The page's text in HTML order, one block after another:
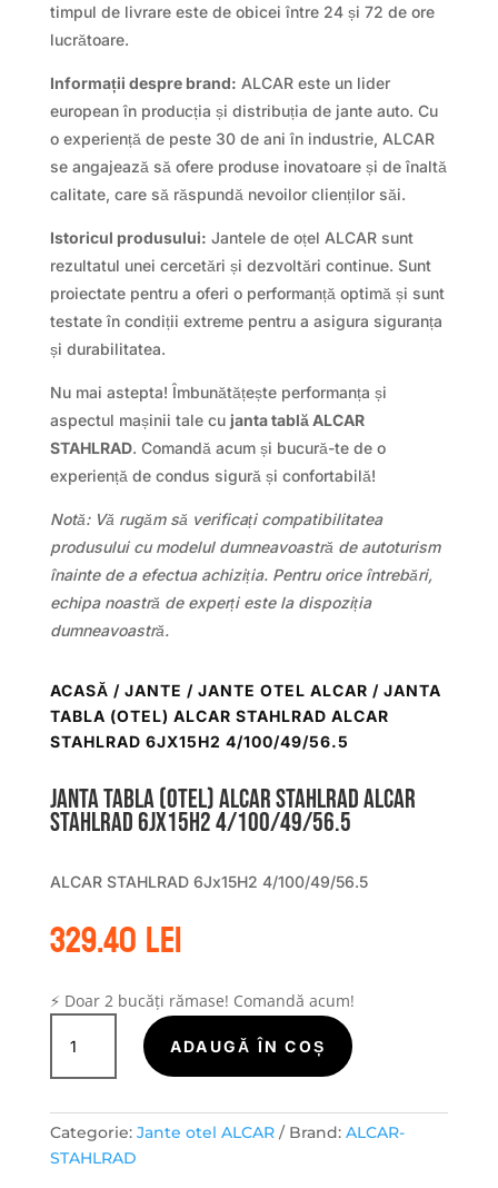
timpul de livrare este de obicei între 24 și 72 de ore
lucrătoare.
Informații despre brand: ALCAR este un lider
european în producția și distribuția de jante auto. Cu
o experiență de peste 30 de ani în industrie, ALCAR
se angajează să ofere produse inovatoare și de înaltă
calitate, care să răspundă nevoilor clienților săi.
Istoricul produsului: Jantele de oțel ALCAR sunt
rezultatul unei cercetări și dezvoltări continue. Sunt
proiectate pentru a oferi o performanță optimă și sunt
testate în condiții extreme pentru a asigura siguranța
și durabilitatea.
Nu mai astepta! Îmbunătățește performanța și
aspectul mașinii tale cu janta tablă ALCAR
STAHLRAD. Comandă acum și bucură-te de o
experiență de condus sigură și confortabilă!
Notă: Vă rugăm să verificați compatibilitatea
produsului cu modelul dumneavoastră de autoturism
înainte de a efectua achiziția. Pentru orice întrebări,
echipa noastră de experți este la dispoziția
dumneavoastră.
ACASĂ / JANTE / JANTE OTEL ALCAR / JANTA
TABLA (OTEL) ALCAR STAHLRAD ALCAR
STAHLRAD 6JX15H2 4/100/49/56.5
Janta tabla (otel) ALCAR STAHLRAD ALCAR
STAHLRAD 6Jx15H2 4/100/49/56.5
ALCAR STAHLRAD 6Jx15H2 4/100/49/56.5
329.40lei
⚡ Doar 2 bucăți rămase! Comandă acum!
Cantitate
Janta
tabla
ALCAR
STAHLRAD
ADAUGĂ ÎN COȘ
Categorie: Jante otel ALCAR Brand: ALCAR-
STAHLRAD